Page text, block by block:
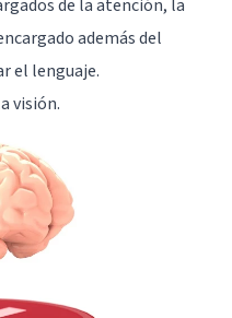
de la atención, la
además del
el lenguaje.
visión.